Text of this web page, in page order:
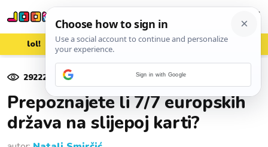
lol! aww vrh! woot?!
29222 pregleda
Prepoznajete li 7/7 europskih
država na slijepoj karti?
Sign in with Google